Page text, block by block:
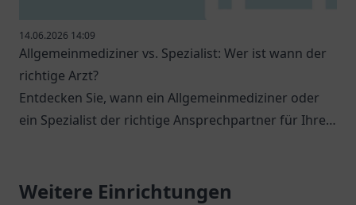
14.06.2026 14:09
Allgemeinmediziner vs. Spezialist: Wer ist wann der
richtige Arzt?
Entdecken Sie, wann ein Allgemeinmediziner oder
ein Spezialist der richtige Ansprechpartner für Ihre
Weitere Einrichtungen